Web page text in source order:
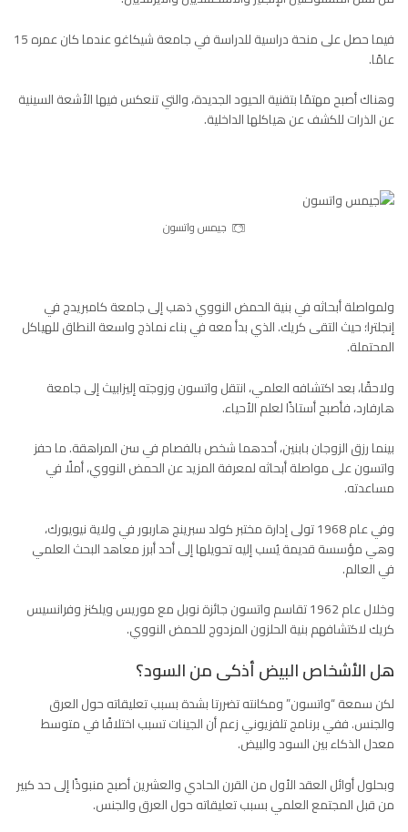
فيما حصل على منحة دراسية للدراسة في جامعة شيكاغو عندما كان عمره 15
عامًا.
وهناك أصبح مهتمًا بتقنية الحيود الجديدة، والتي تنعكس فيها الأشعة السينية
عن الذرات للكشف عن هياكلها الداخلية.
جيمس واتسون
ولمواصلة أبحاثه في بنية الحمض النووي ذهب إلى جامعة كامبريدج في
إنجلترا؛ حيث التقى كريك. الذي بدأ معه في بناء نماذج واسعة النطاق للهياكل
المحتملة.
ولاحقًا، بعد اكتشافه العلمي، انتقل واتسون وزوجته إليزابيث إلى جامعة
هارفارد، فأصبح أستاذًا لعلم الأحياء.
بينما رزق الزوجان بابنين، أحدهما شخص بالفصام في سن المراهقة. ما حفز
واتسون على مواصلة أبحاثه لمعرفة المزيد عن الحمض النووي، أملًا في
مساعدته.
وفي عام 1968 تولى إدارة مختبر كولد سبرينج هاربور في ولاية نيويورك،
وهي مؤسسة قديمة يُسب إليه تحويلها إلى أحد أبرز معاهد البحث العلمي
في العالم.
وخلال عام 1962 تقاسم واتسون جائزة نوبل مع موريس ويلكنز وفرانسيس
كريك لاكتشافهم بنية الحلزون المزدوج للحمض النووي.
هل الأشخاص البيض أذكى من السود؟
لكن سمعة “واتسون” ومكانته تضررتا بشدة بسبب تعليقاته حول العرق
والجنس. ففي برنامج تلفزيوني زعم أن الجينات تسبب اختلافًا في متوسط ​​
معدل الذكاء بين السود والبيض.
وبحلول أوائل العقد الأول من القرن الحادي والعشرين أصبح منبوذًا إلى حد كبير
من قبل المجتمع العلمي بسبب تعليقاته حول العرق والجنس.